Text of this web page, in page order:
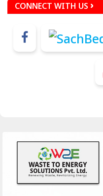
CONNECT WITH US